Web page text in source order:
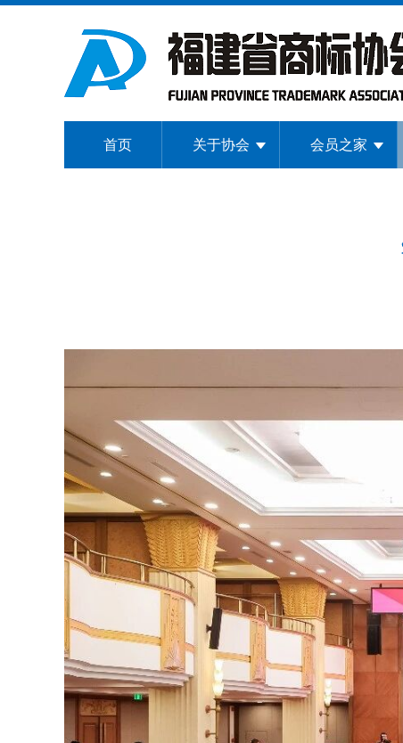
首页 关于协会 会员之家